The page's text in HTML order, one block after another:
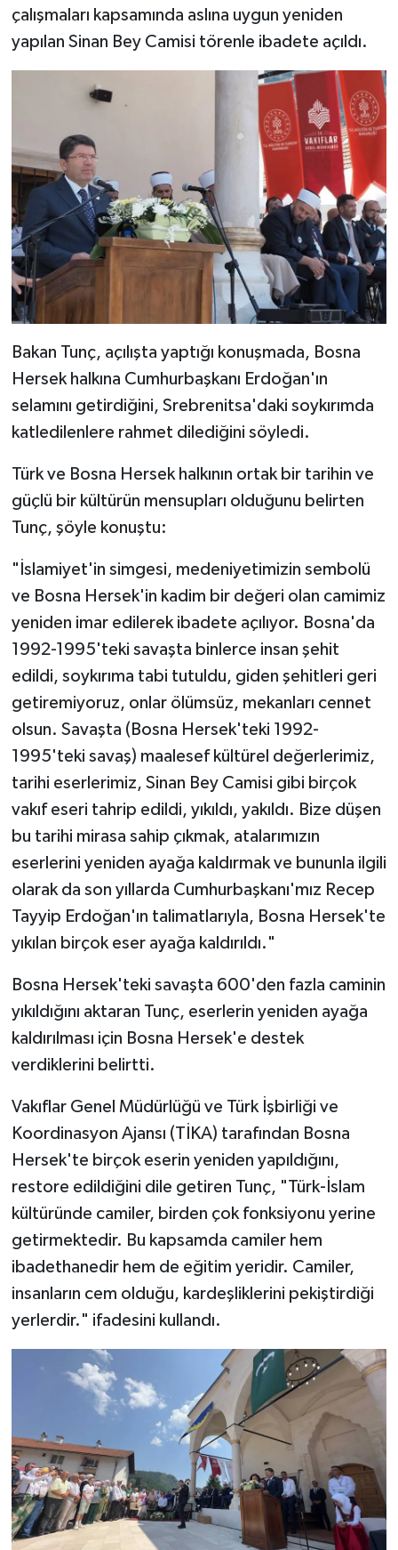
çalışmaları kapsamında aslına uygun yeniden
yapılan Sinan Bey Camisi törenle ibadete açıldı.
Bakan Tunç, açılışta yaptığı konuşmada, Bosna
Hersek halkına Cumhurbaşkanı Erdoğan'ın
selamını getirdiğini, Srebrenitsa'daki soykırımda
katledilenlere rahmet dilediğini söyledi.
Türk ve Bosna Hersek halkının ortak bir tarihin ve
güçlü bir kültürün mensupları olduğunu belirten
Tunç, şöyle konuştu:
"İslamiyet'in simgesi, medeniyetimizin sembolü
ve Bosna Hersek'in kadim bir değeri olan camimiz
yeniden imar edilerek ibadete açılıyor. Bosna'da
1992-1995'teki savaşta binlerce insan şehit
edildi, soykırıma tabi tutuldu, giden şehitleri geri
getiremiyoruz, onlar ölümsüz, mekanları cennet
olsun. Savaşta (Bosna Hersek'teki 1992-
1995'teki savaş) maalesef kültürel değerlerimiz,
tarihi eserlerimiz, Sinan Bey Camisi gibi birçok
vakıf eseri tahrip edildi, yıkıldı, yakıldı. Bize düşen
bu tarihi mirasa sahip çıkmak, atalarımızın
eserlerini yeniden ayağa kaldırmak ve bununla ilgili
olarak da son yıllarda Cumhurbaşkanı'mız Recep
Tayyip Erdoğan'ın talimatlarıyla, Bosna Hersek'te
yıkılan birçok eser ayağa kaldırıldı."
Bosna Hersek'teki savaşta 600'den fazla caminin
yıkıldığını aktaran Tunç, eserlerin yeniden ayağa
kaldırılması için Bosna Hersek'e destek
verdiklerini belirtti.
Vakıflar Genel Müdürlüğü ve Türk İşbirliği ve
Koordinasyon Ajansı (TİKA) tarafından Bosna
Hersek'te birçok eserin yeniden yapıldığını,
restore edildiğini dile getiren Tunç, "Türk-İslam
kültüründe camiler, birden çok fonksiyonu yerine
getirmektedir. Bu kapsamda camiler hem
ibadethanedir hem de eğitim yeridir. Camiler,
insanların cem olduğu, kardeşliklerini pekiştirdiği
yerlerdir." ifadesini kullandı.
Bitlis Müftülüğü
Bolu Müftülüğü
Burdur Müftülüğü
Bursa Müftülüğü
Çanakkale Müftülüğü
Çankırı Müftülüğü
Denizli Müftülüğü
Diyarbakır Müftülüğü
Edirne Müftülüğü
Elazığ Müftülüğü
Erzincan Müftülüğü
Erzurum Müftülüğü
Eskişehir Müftülüğü
Gaziantep Müftülüğü
Giresun Müftülüğü
Gümüşhane Müftülüğü
Hakkari Müftülüğü
Hatay Müftülüğü
Iğdır Müftülüğü
Isparta Müftülüğü
İstanbul Müftülüğü
Kahramanmaraş Müftülüğü
Karaman Müftülüğü
Kars Müftülüğü
Kastamonu Müftülüğü
Kayseri Müftülüğü
Kilis Müftülüğü
Kırıkkale Müftülüğü
Kırklareli Müftülüğü
Kırşehir Müftülüğü
Sağlık
Makaleler
Ekonomi
Duyurular
Podcast
Bilim, Teknoloji
Diyanet TV
İhtida Haberleri